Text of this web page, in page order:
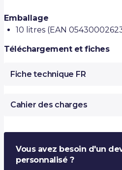
Emballage
10 litres (EAN
Téléchargement et fiches
Fiche technique FR
Cahier des charges
Vous avez besoin d'un
personnalisé ?